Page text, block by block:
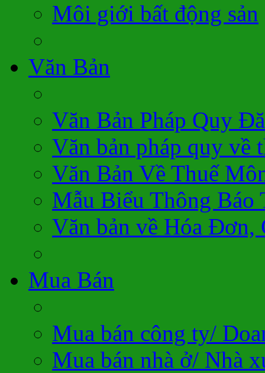
Môi giới bất động sản
Văn Bản
Văn Bản Pháp Quy
Văn bản pháp quy về
Văn Bản Về Thuế
Mẫu Biểu Thông Báo
Văn bản về Hóa Đơn,
Mua Bán
Mua bán công ty/
Mua bán nhà ở/ Nhà